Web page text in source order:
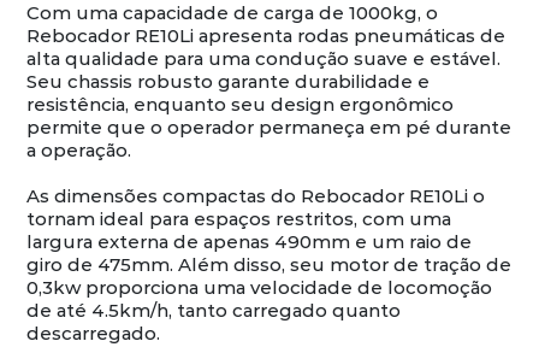
Com uma capacidade de carga de 1000kg, o
Rebocador RE10Li apresenta rodas pneumáticas de
alta qualidade para uma condução suave e estável.
Seu chassis robusto garante durabilidade e
resistência, enquanto seu design ergonômico
permite que o operador permaneça em pé durante
a operação.
As dimensões compactas do Rebocador RE10Li o
tornam ideal para espaços restritos, com uma
largura externa de apenas 490mm e um raio de
giro de 475mm. Além disso, seu motor de tração de
0,3kw proporciona uma velocidade de locomoção
de até 4.5km/h, tanto carregado quanto
descarregado.